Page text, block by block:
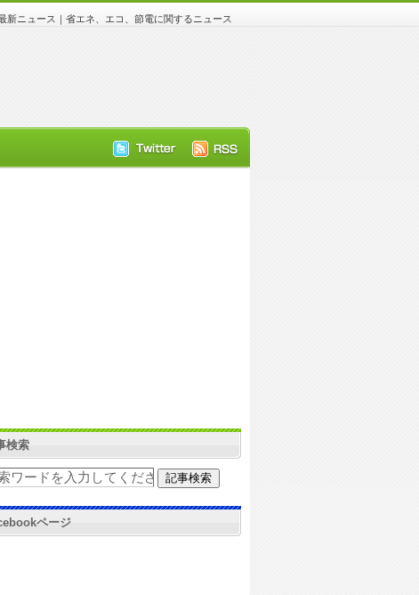
ニュース｜省エネ、エコ、節電に関するニュース
検索
ページ